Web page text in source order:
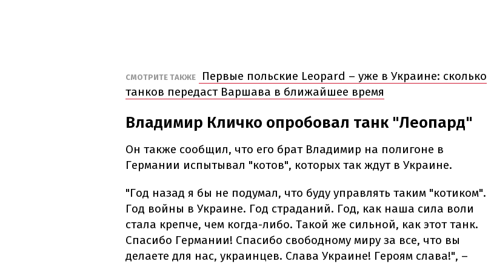
СМОТРИТЕ ТАКЖЕ
Первые польские Leopard – уже в Украине: сколько
танков передаст Варшава в ближайшее время
Владимир Кличко опробовал танк "Леопард"
Он также сообщил, что его брат Владимир на полигоне в
Германии испытывал "котов", которых так ждут в Украине.
"Год назад я бы не подумал, что буду управлять таким "котиком".
Год войны в Украине. Год страданий. Год, как наша сила воли
стала крепче, чем когда-либо. Такой же сильной, как этот танк.
Спасибо Германии! Спасибо свободному миру за все, что вы
делаете для нас, украинцев. Слава Украине! Героям слава!", –